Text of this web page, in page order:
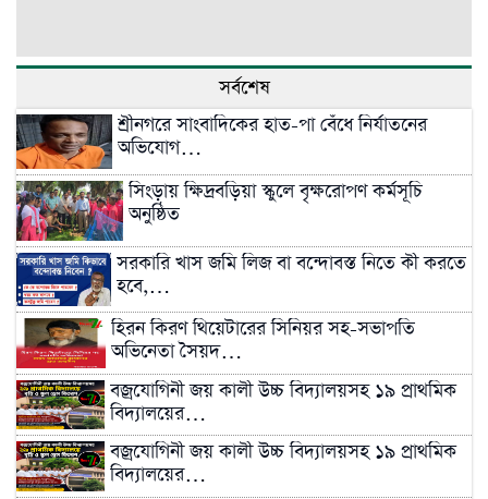
সর্বশেষ
শ্রীনগরে সাংবাদিকের হাত-পা বেঁধে নির্যাতনের
অভিযোগ…
সিংড়ায় ক্ষিদ্রবড়িয়া স্কুলে বৃক্ষরোপণ কর্মসূচি
অনুষ্ঠিত
সরকারি খাস জমি লিজ বা বন্দোবস্ত নিতে কী করতে
হবে,…
হিরন কিরণ থিয়েটারের সিনিয়র সহ-সভাপতি
অভিনেতা সৈয়দ…
বজ্রযোগিনী জয় কালী উচ্চ বিদ্যালয়সহ ১৯ প্রাথমিক
বিদ্যালয়ের…
বজ্রযোগিনী জয় কালী উচ্চ বিদ্যালয়সহ ১৯ প্রাথমিক
বিদ্যালয়ের…